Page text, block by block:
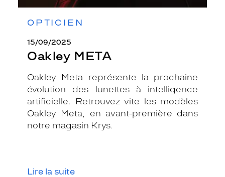
OPTICIEN
15/09/2025
Oakley META
Oakley Meta représente la prochaine
évolution des lunettes à intelligence
artificielle. Retrouvez vite les modèles
Oakley Meta, en avant-première dans
notre magasin Krys.
Lire la suite